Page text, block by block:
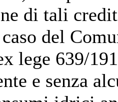
di tali
del
lege 639/
e senza